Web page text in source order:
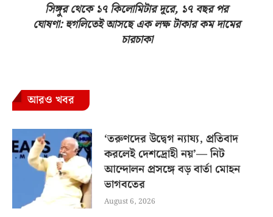
সিঙ্গুর থেকে ১৭ কিলোমিটার দূরে, ১৭ বছর পর
ঘোষণা: হুগলিতেই আসছে এক লক্ষ টাকার কম দামের
চারচাকা
আরও খবর
‘তরুণদের উদ্বেগ ন্যায্য, প্রতিবাদ
করলেই দেশদ্রোহী নয়’— নিট
আন্দোলন প্রসঙ্গে বড় বার্তা মোহন
ভাগবতের
August 6, 2026